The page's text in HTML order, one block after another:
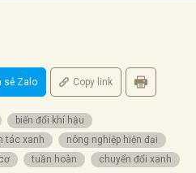
sẻ Zalo Copy link
biến đổi khí hậu
tác xanh
nông nghiệp hiện đại
tuần hoàn
chuyển đổi xanh